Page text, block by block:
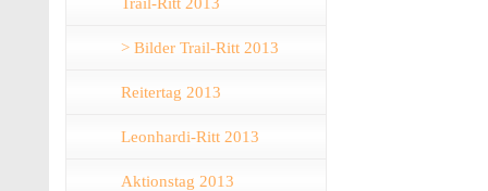
> Bilder Trail-Ritt 2013
Reitertag 2013
Leonhardi-Ritt 2013
Aktionstag 2013